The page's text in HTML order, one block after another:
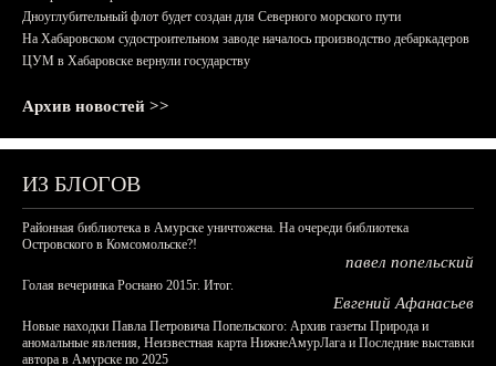
Дноуглубительный флот будет создан для Северного морского пути
На Хабаровском судостроительном заводе началось производство дебаркадеров
ЦУМ в Хабаровске вернули государству
Архив новостей >>
ИЗ БЛОГОВ
Районная библиотека в Амурске уничтожена. На очереди библиотека
Островского в Комсомольске?!
павел попельский
Голая вечеринка Роснано 2015г. Итог.
Евгений Афанасьев
Новые находки Павла Петровича Попельского: Архив газеты Природа и
аномальные явления, Неизвестная карта НижнеАмурЛага и Последние выставки
автора в Амурске по 2025